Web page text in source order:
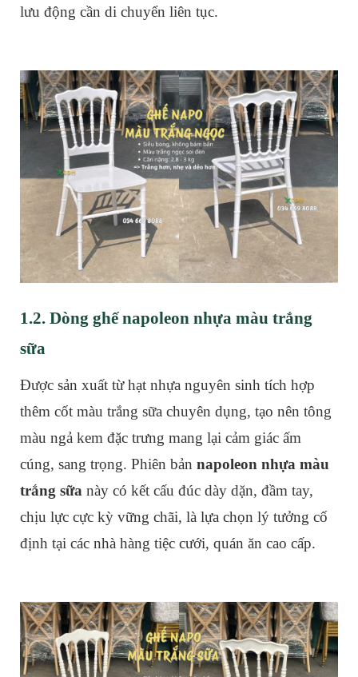
lưu động cần di chuyển liên tục.
1.2. Dòng ghế napoleon nhựa màu trắng
sữa
Được sản xuất từ hạt nhựa nguyên sinh tích hợp
thêm cốt màu trắng sữa chuyên dụng, tạo nên tông
màu ngả kem đặc trưng mang lại cảm giác ấm
cúng, sang trọng. Phiên bản napoleon nhựa màu
trắng sữa này có kết cấu đúc dày dặn, đầm tay,
chịu lực cực kỳ vững chãi, là lựa chọn lý tưởng cố
định tại các nhà hàng tiệc cưới, quán ăn cao cấp.